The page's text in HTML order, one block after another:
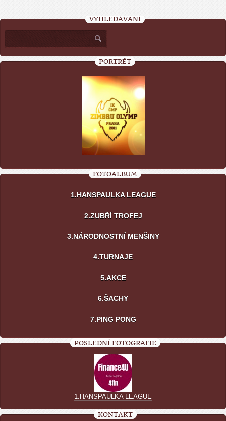
VYHLEDÁVÁNÍ
PORTRÉT
FOTOALBUM
1.HANSPAULKA LEAGUE
2.ZUBŘÍ TROFEJ
3.NÁRODNOSTNÍ MENŠINY
4.TURNAJE
5.AKCE
6.ŠACHY
7.PING PONG
POSLEDNÍ FOTOGRAFIE
1.HANSPAULKA LEAGUE
KONTAKT